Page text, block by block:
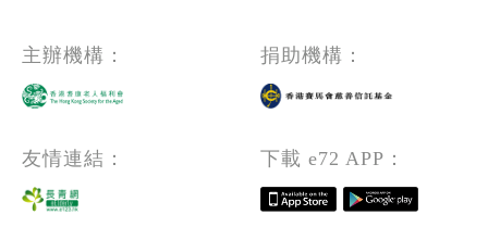
主辦機構： 捐助機構：
友情連結： 下載 e72 APP：